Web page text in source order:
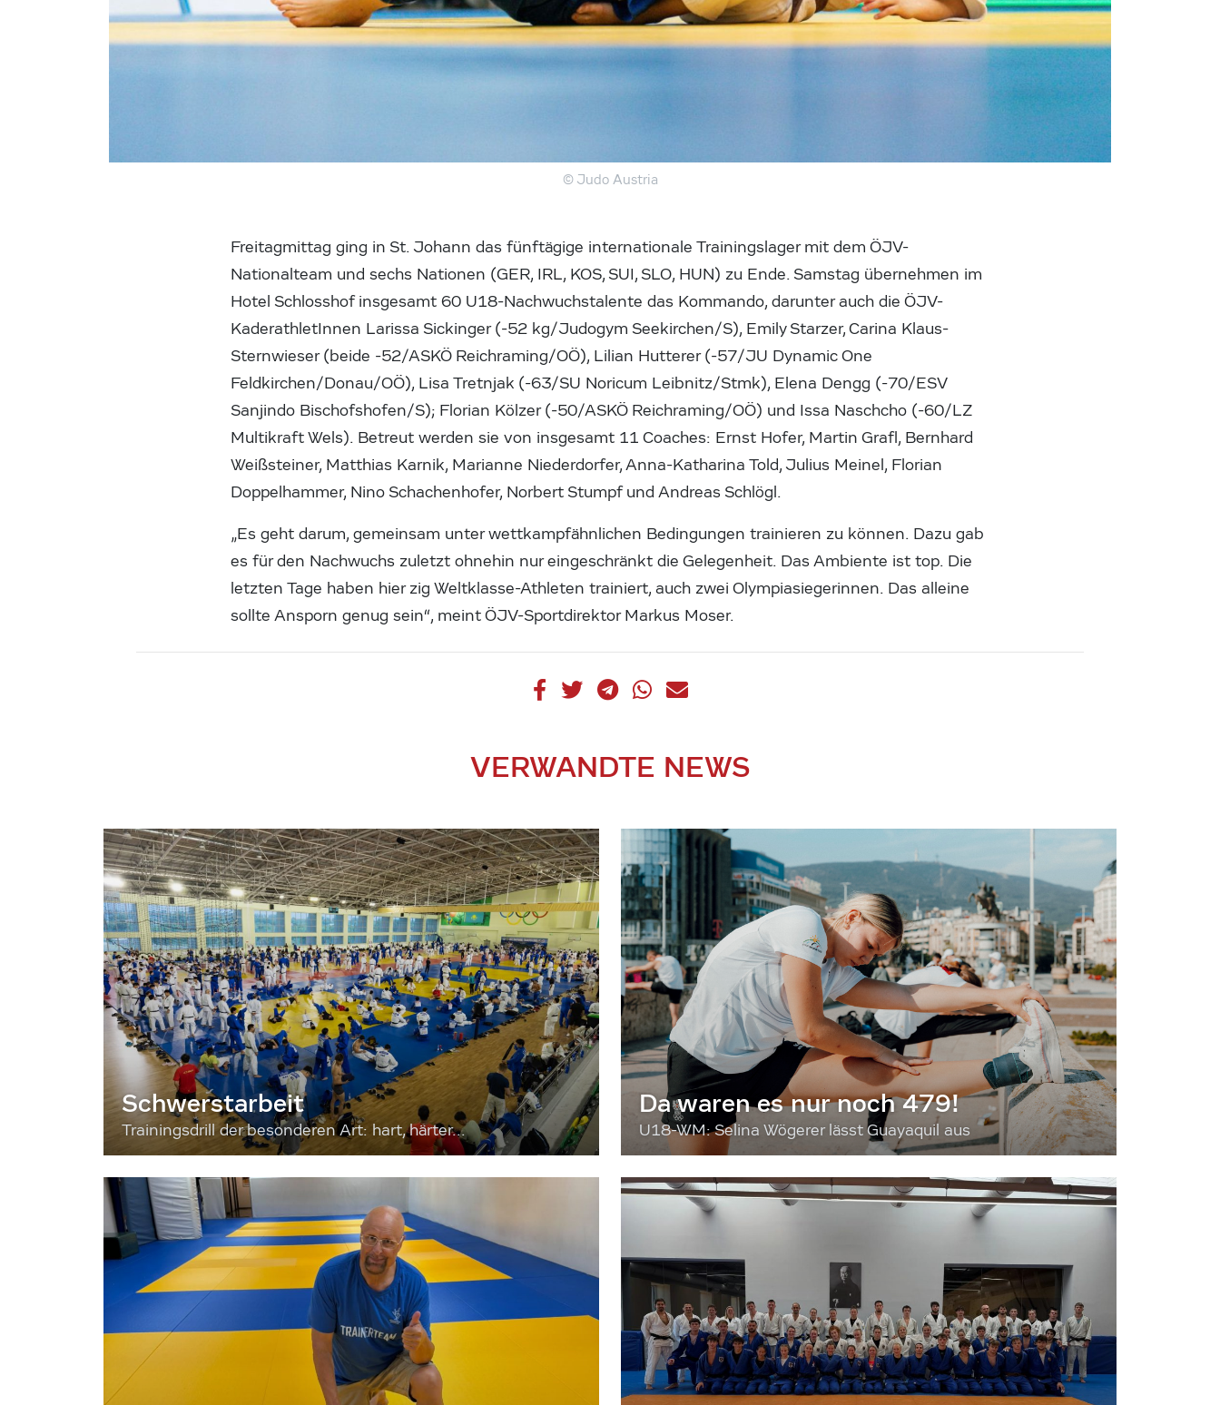
© Judo Austria
Freitagmittag ging in St. Johann das fünftägige internationale Trainingslager mit dem ÖJV-
Nationalteam und sechs Nationen (GER, IRL, KOS, SUI, SLO, HUN) zu Ende. Samstag übernehmen im
Hotel Schlosshof insgesamt 60 U18-Nachwuchstalente das Kommando, darunter auch die ÖJV-
KaderathletInnen Larissa Sickinger (-52 kg/Judogym Seekirchen/S), Emily Starzer, Carina Klaus-
Sternwieser (beide -52/ASKÖ Reichraming/OÖ), Lilian Hutterer (-57/JU Dynamic One
Feldkirchen/Donau/OÖ), Lisa Tretnjak (-63/SU Noricum Leibnitz/Stmk), Elena Dengg (-70/ESV
Sanjindo Bischofshofen/S); Florian Kölzer (-50/ASKÖ Reichraming/OÖ) und Issa Naschcho (-60/LZ
Multikraft Wels). Betreut werden sie von insgesamt 11 Coaches: Ernst Hofer, Martin Grafl, Bernhard
Weißsteiner, Matthias Karnik, Marianne Niederdorfer, Anna-Katharina Told, Julius Meinel, Florian
Doppelhammer, Nino Schachenhofer, Norbert Stumpf und Andreas Schlögl.
„Es geht darum, gemeinsam unter wettkampfähnlichen Bedingungen trainieren zu können. Dazu gab
es für den Nachwuchs zuletzt ohnehin nur eingeschränkt die Gelegenheit. Das Ambiente ist top. Die
letzten Tage haben hier zig Weltklasse-Athleten trainiert, auch zwei Olympiasiegerinnen. Das alleine
sollte Ansporn genug sein“, meint ÖJV-Sportdirektor Markus Moser.
VERWANDTE NEWS
Schwerstarbeit
Trainingsdrill der besonderen Art: hart, härter...
Da waren es nur noch 479!
U18-WM: Selina Wögerer lässt Guayaquil aus